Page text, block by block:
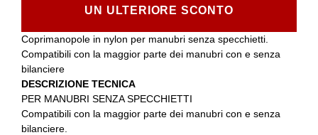
UN ULTERIORE SCONTO
Coprimanopole in nylon per manubri senza specchietti.
Compatibili con la maggior parte dei manubri con e senza
bilanciere
DESCRIZIONE TECNICA
PER MANUBRI SENZA SPECCHIETTI
Compatibili con la maggior parte dei manubri con e senza
bilanciere.